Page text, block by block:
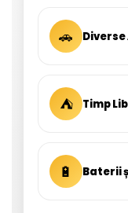
🚗
⛺ Timp
🔋 Baterii